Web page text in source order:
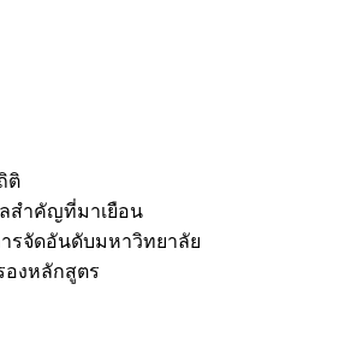
ติ
สำคัญที่มาเยือน
รจัดอันดับมหาวิทยาลัย
องหลักสูตร